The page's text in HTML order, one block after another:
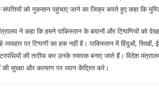
को नुकसान पहुंचाए जाने का जिक्र करते हुए कहा कि
ने कहा कि हमने पाकिस्तान के बयानों और टिप्पणियों
पर टिप्पणी का हक नहीं है। पाकिस्तान में हिंदुओं,
की तारीफ कर उनके स्मारक बनाए जाते हैं। विदेश
सुरक्षा और कल्याण पर ध्यान केंद्रित करे।